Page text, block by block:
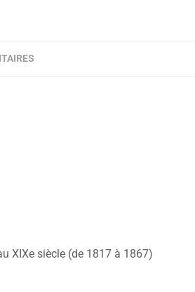
XIXe siècle (de 1817 à 1867)